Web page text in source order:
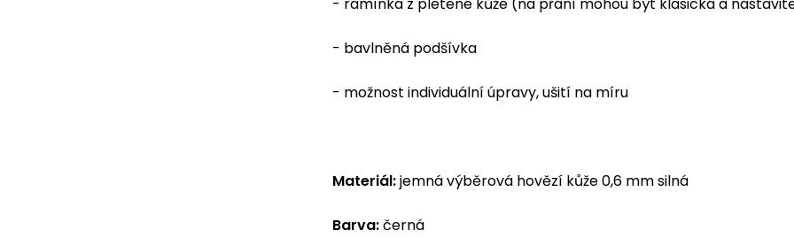
- bavlněná podšívka
- možnost individuální úpravy, ušití na míru
Materiál:jemná výběrová hovězí kůže 0,6 mm silná
Barva:černá